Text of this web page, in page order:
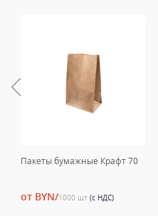
Пакеты бумажные Крафт 70
от BYN/1000 шт (с НДС)